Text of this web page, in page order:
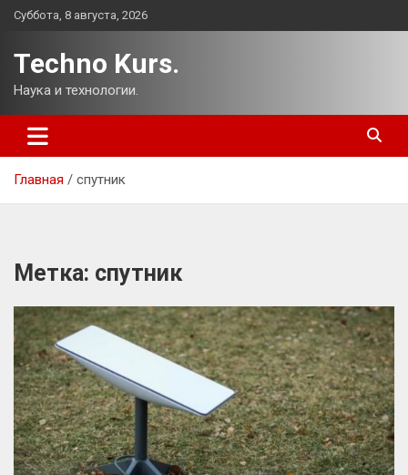
Перейти
Суббота, 8 августа, 2026
Techno Kurs.
Наука и технологии.
Главная спутник
Метка: спутник